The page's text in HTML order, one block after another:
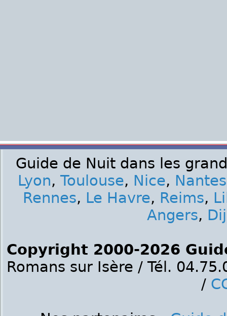
Guide de Nuit dans les
Lyon, Toulouse, Nice, Nantes
Rennes, Le Havre, Reims,
Angers,
Copyright 2000-2026
Romans sur Isère / Tél.
/